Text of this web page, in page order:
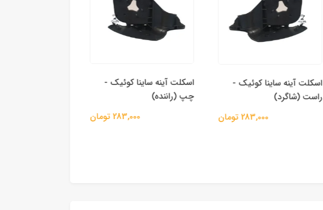
اسکلت آینه ساینا کوئیک -
راست (شاگرد)
283,000 تومان
اسکلت آینه ساینا کوئیک -
چپ (راننده)
283,000 تومان